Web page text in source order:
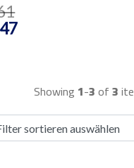
Showing 1-3of3